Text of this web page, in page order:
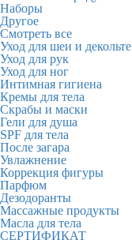
Наборы
Другое
Смотреть все
Уход для шеи и декольте
Уход для рук
Уход для ног
Интимная гигиена
Кремы для тела
Скрабы и маски
Гели для душа
SPF для тела
После загара
Увлажнение
Коррекция фигуры
Парфюм
Дезодоранты
Массажные продукты
Масла для тела
СЕРТИФИКАТ